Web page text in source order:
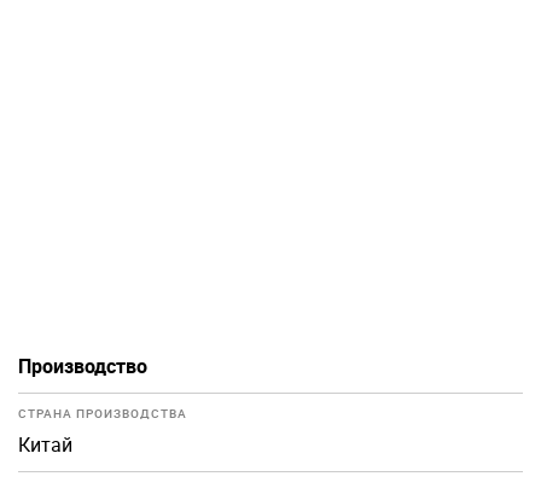
Производство
СТРАНА ПРОИЗВОДСТВА
Китай